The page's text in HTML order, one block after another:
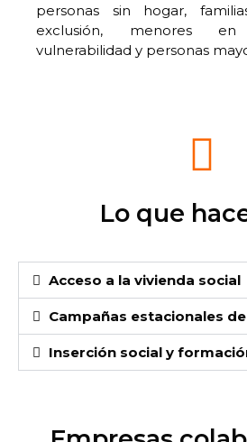
personas sin hogar,
exclusión, menores
vulnerabilidad y personas
Lo que
Acceso a la vivienda social
Campañas estacionales
Inserción social y